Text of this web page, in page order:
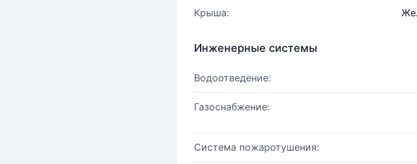
Крыша:
Инженерные системы
Водоотведение:
Газоснабжение:
Система пожаротушения: